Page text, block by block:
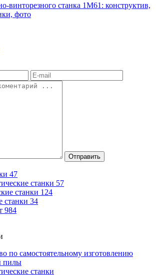
винторезного станка 1М61: конструктив,
фото
Отправить
47
станки 57
станки 124
станки 34
984
станки